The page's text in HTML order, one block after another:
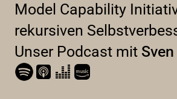
Model Capability
rekursiven
Unser Podcast mit